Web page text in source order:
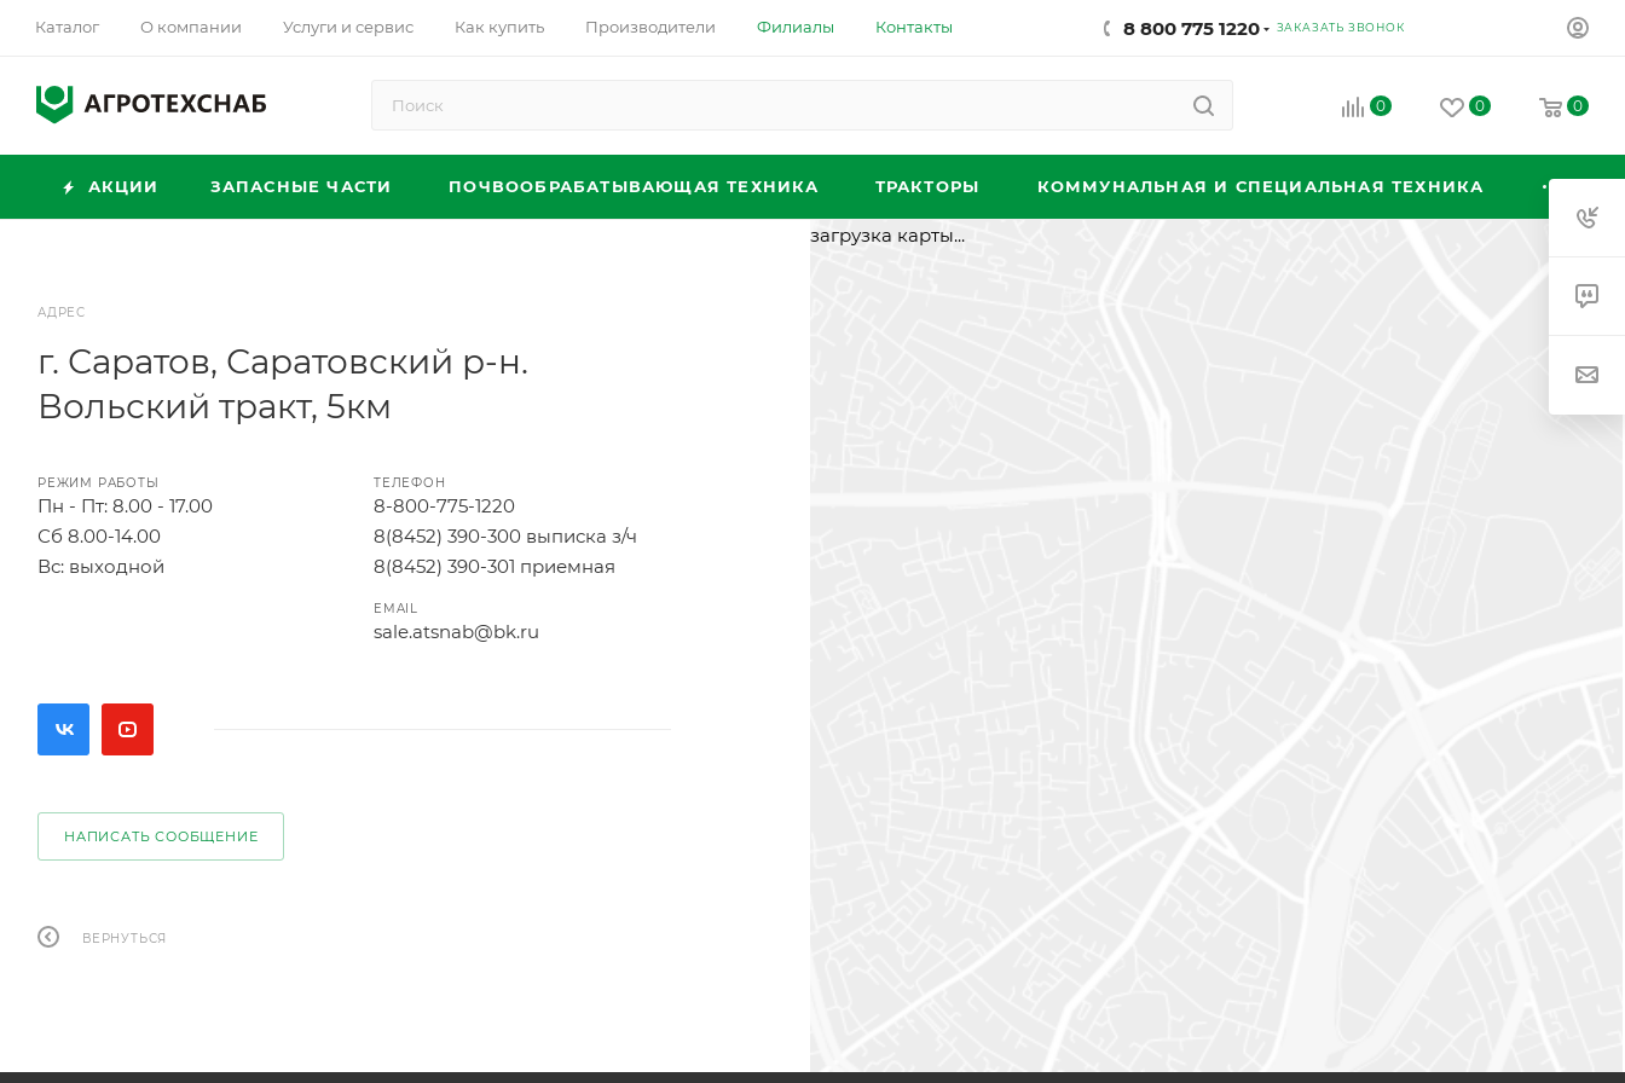
Каталог О компании Услуги и сервис Как купить Производители Филиалы Контакты 8 800 775 1220 ЗАКАЗАТЬ ЗВОНОК
0 0 0
АКЦИИ ЗАПАСНЫЕ ЧАСТИ ПОЧВООБРАБАТЫВАЮЩАЯ ТЕХНИКА ТРАКТОРЫ КОММУНАЛЬНАЯ И СПЕЦИАЛЬНАЯ ТЕХНИКА
АДРЕС
г. Саратов, Саратовский р-н.
Вольский тракт, 5км
РЕЖИМ РАБОТЫ
Пн - Пт: 8.00 - 17.00
Сб 8.00-14.00
Вс: выходной
ТЕЛЕФОН
8-800-775-1220
8(8452) 390-300 выписка з/ч
8(8452) 390-301 приемная
EMAIL
sale.atsnab@bk.ru
НАПИСАТЬ СООБЩЕНИЕ
ВЕРНУТЬСЯ
загрузка карты...